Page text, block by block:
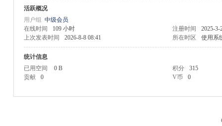
活跃概况
用户组 中级会员
在线时间
109 小时 注册时间
2025-3-
上次发表时间
2026-8-8 08:41 所在时区 使用系
统计信息
已用空间
0 B 积分
315
贡献
0 V币 0